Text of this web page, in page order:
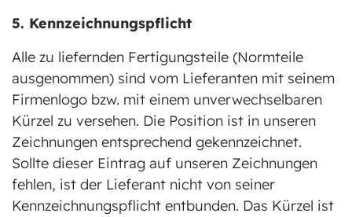
5. Kennzeichnungspflicht
Alle zu liefernden Fertigungsteile (Normteile
ausgenommen) sind vom Lieferanten mit seinem
Firmenlogo bzw. mit einem unverwechselbaren
Kürzel zu versehen. Die Position ist in unseren
Zeichnungen entsprechend gekennzeichnet.
Sollte dieser Eintrag auf unseren Zeichnungen
fehlen, ist der Lieferant nicht von seiner
Kennzeichnungspflicht entbunden. Das Kürzel ist